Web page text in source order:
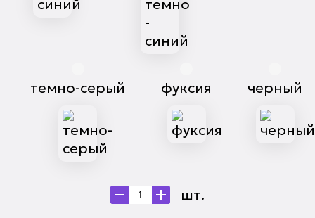
темно-серый фуксия черный
шт.